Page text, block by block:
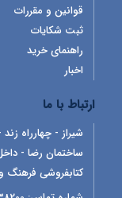
قوانین و مقررات
ثبت شکایات
راهنمای خرید
اخبار
ارتباط با ما
شیراز - چهارراه
ساختمان رضا -
کتابفروشی فرهنگ